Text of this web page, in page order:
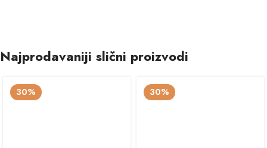
Najprodavaniji slični proizvodi
30% 30%